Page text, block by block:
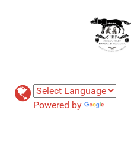
Powered by